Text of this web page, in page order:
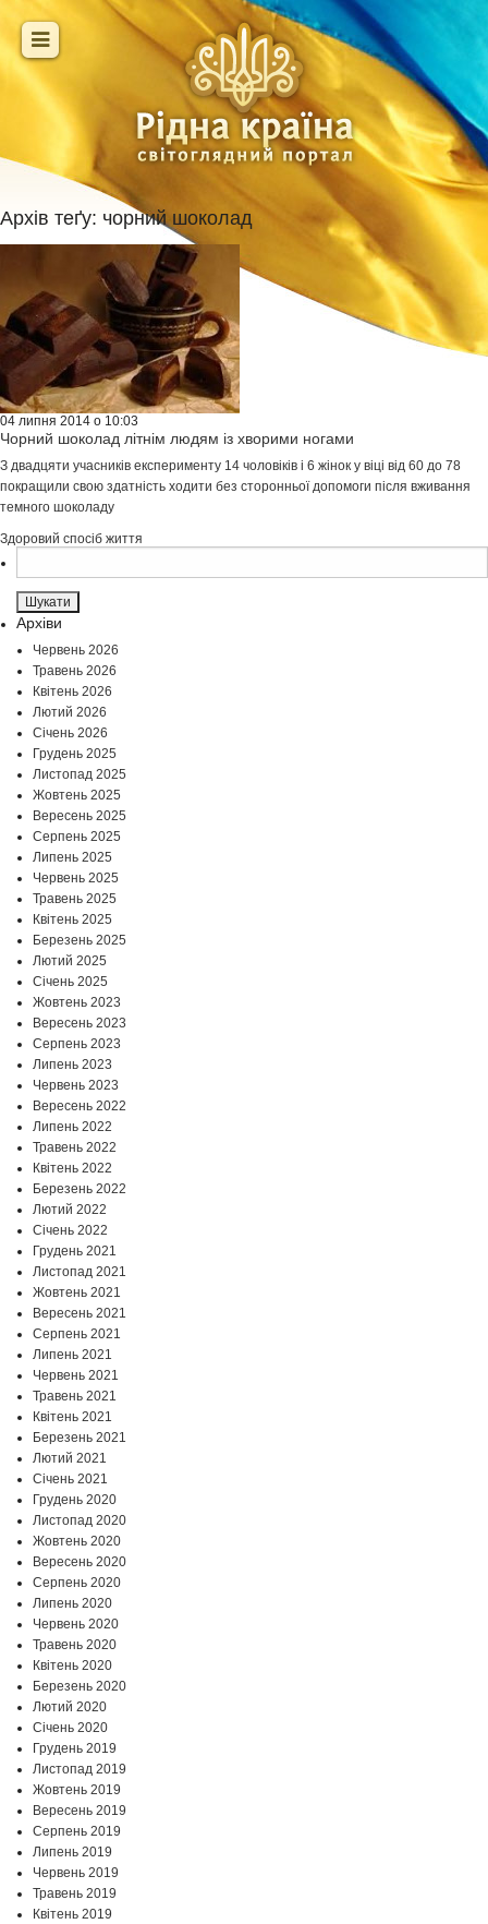
Архів теґу: чорний шоколад
04 липня 2014 о 10:03
Чорний шоколад літнім людям із хворими ногами
З двадцяти учасників експерименту 14 чоловіків і 6 жінок у віці від 60 до 78
покращили свою здатність ходити без сторонньої допомоги після вживання
темного шоколаду
Здоровий спосіб життя
Архіви
Червень 2026
Травень 2026
Квітень 2026
Лютий 2026
Січень 2026
Грудень 2025
Листопад 2025
Жовтень 2025
Вересень 2025
Серпень 2025
Липень 2025
Червень 2025
Травень 2025
Квітень 2025
Березень 2025
Лютий 2025
Січень 2025
Жовтень 2023
Вересень 2023
Серпень 2023
Липень 2023
Червень 2023
Вересень 2022
Липень 2022
Травень 2022
Квітень 2022
Березень 2022
Лютий 2022
Січень 2022
Грудень 2021
Листопад 2021
Жовтень 2021
Вересень 2021
Серпень 2021
Липень 2021
Червень 2021
Травень 2021
Квітень 2021
Березень 2021
Лютий 2021
Січень 2021
Грудень 2020
Листопад 2020
Жовтень 2020
Вересень 2020
Серпень 2020
Липень 2020
Червень 2020
Травень 2020
Квітень 2020
Березень 2020
Лютий 2020
Січень 2020
Грудень 2019
Листопад 2019
Жовтень 2019
Вересень 2019
Серпень 2019
Липень 2019
Червень 2019
Травень 2019
Квітень 2019